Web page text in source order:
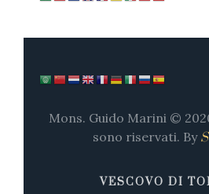
Mons. Guido Marini ©
sono riservati. By
VESCOVO DI